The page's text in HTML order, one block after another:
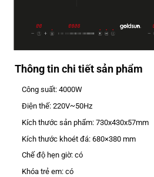
Thông tin chi tiết sản phẩm
Công suất: 4000W
Điện thế: 220V~50Hz
Kích thước sản phẩm: 730x430x57mm
Kích thước khoét đá: 680×380 mm
Chế độ hẹn giờ: có
Khóa trẻ em: có